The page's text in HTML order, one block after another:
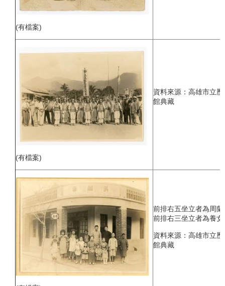
(有檔案)
(有檔案)
資料來源：高雄市立
館典藏
前排右五坐立者為周
前排右三坐立者為養
資料來源：高雄市立
館典藏